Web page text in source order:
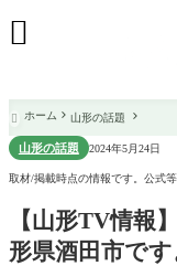

 ホーム 山形の話題
山形の話題 2024年5月24日
取材/掲載時点の情報です。公式
【山形TV情報
形県酒田市です